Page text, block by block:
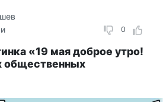
0
«19 мая доброе утро!
общественных